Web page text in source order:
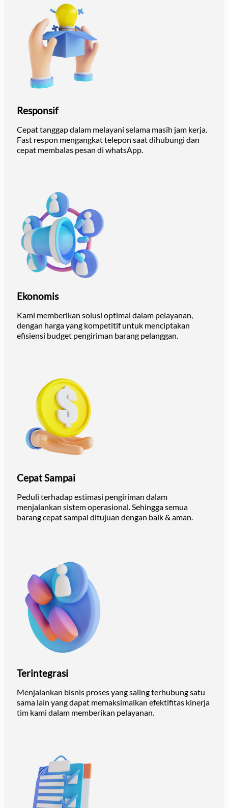
Responsif
Cepat tanggap dalam melayani selama masih jam kerja.
Fast respon mengangkat telepon saat dihubungi dan
cepat membalas pesan di whatsApp.
Ekonomis
Kami memberikan solusi optimal dalam pelayanan,
dengan harga yang kompetitif untuk menciptakan
efisiensi budget pengiriman barang pelanggan.
Cepat Sampai
Peduli terhadap estimasi pengiriman dalam
menjalankan sistem operasional. Sehingga semua
barang cepat sampai ditujuan dengan baik & aman.
Terintegrasi
Menjalankan bisnis proses yang saling terhubung satu
sama lain yang dapat memaksimalkan efektifitas kinerja
tim kami dalam memberikan pelayanan.